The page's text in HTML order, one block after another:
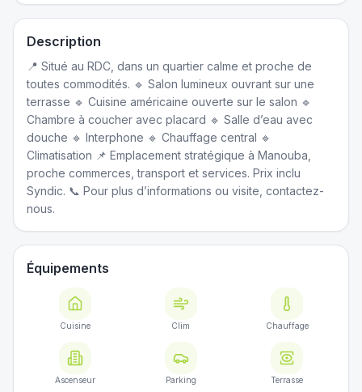
Description
📍 Situé au RDC, dans un quartier calme et proche de
toutes commodités. 🔹 Salon lumineux ouvrant sur une
terrasse 🔹 Cuisine américaine ouverte sur le salon 🔹
Chambre à coucher avec placard 🔹 Salle d’eau avec
douche 🔹 Interphone 🔹 Chauffage central 🔹
Climatisation 📌 Emplacement stratégique à Manouba,
proche commerces, transport et services. Prix inclu
Syndic. 📞 Pour plus d’informations ou visite, contactez-
nous.
Équipements
Cuisine Clim Chauffage
Ascenseur Parking Terrasse